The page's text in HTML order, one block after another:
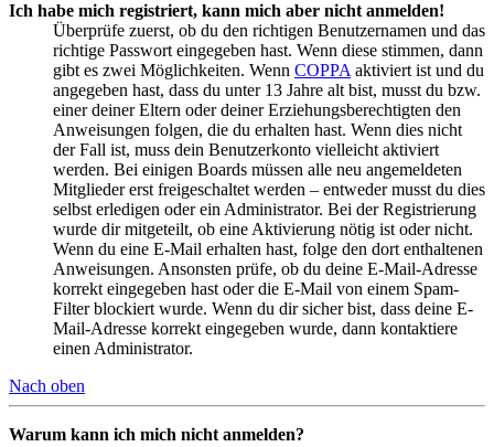
Ich habe mich registriert, kann mich aber nicht anmelden!
Überprüfe zuerst, ob du den richtigen Benutzernamen und das
richtige Passwort eingegeben hast. Wenn diese stimmen, dann
gibt es zwei Möglichkeiten. Wenn COPPA aktiviert ist und du
angegeben hast, dass du unter 13 Jahre alt bist, musst du bzw.
einer deiner Eltern oder deiner Erziehungsberechtigten den
Anweisungen folgen, die du erhalten hast. Wenn dies nicht
der Fall ist, muss dein Benutzerkonto vielleicht aktiviert
werden. Bei einigen Boards müssen alle neu angemeldeten
Mitglieder erst freigeschaltet werden – entweder musst du dies
selbst erledigen oder ein Administrator. Bei der Registrierung
wurde dir mitgeteilt, ob eine Aktivierung nötig ist oder nicht.
Wenn du eine E-Mail erhalten hast, folge den dort enthaltenen
Anweisungen. Ansonsten prüfe, ob du deine E-Mail-Adresse
korrekt eingegeben hast oder die E-Mail von einem Spam-
Filter blockiert wurde. Wenn du dir sicher bist, dass deine E-
Mail-Adresse korrekt eingegeben wurde, dann kontaktiere
einen Administrator.
Nach oben
Warum kann ich mich nicht anmelden?